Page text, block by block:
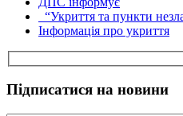
“Укриття та пункти
Інформація про укриття
Підписатися на новини